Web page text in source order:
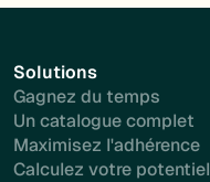
Solutions
Gagnez du temps
Un catalogue complet
Maximisez l'adhérence
Calculez votre potentiel